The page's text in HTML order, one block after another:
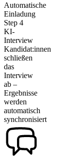
Automatische
Einladung
Step 4
KI-
Interview
Kandidat:innen
schließen
das
Interview
ab –
Ergebnisse
werden
automatisch
synchronisiert